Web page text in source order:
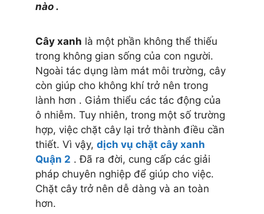
nào .
Cây xanh là một phần không thể thiếu
trong không gian sống của con người.
Ngoài tác dụng làm mát môi trường, cây
còn giúp cho không khí trở nên trong
lành hơn . Giảm thiểu các tác động của
ô nhiễm. Tuy nhiên, trong một số trường
hợp, việc chặt cây lại trở thành điều cần
thiết. Vì vậy, dịch vụ chặt cây xanh
Quận 2 . Đã ra đời, cung cấp các giải
pháp chuyên nghiệp để giúp cho việc.
Chặt cây trở nên dễ dàng và an toàn
hơn.